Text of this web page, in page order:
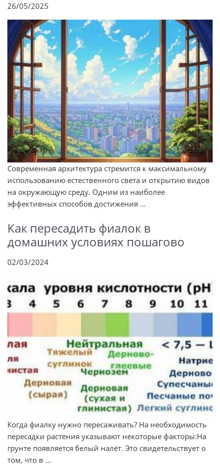
26/05/2025
Современная архитектура стремится к максимальному
использованию естественного света и открытию видов
на окружающую среду. Одним из наиболее
эффективных способов достижения ...
Как пересадить фиалок в
домашних условиях пошагово
02/03/2024
Когда фиалку нужно пересаживать? На необходимость
пересадки растения указывают некоторые факторы:На
грунте появляется белый налёт. Это свидетельствует о
том, что в ...